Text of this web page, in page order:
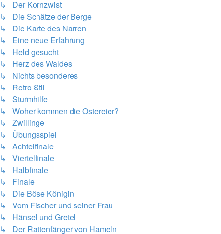
↳ Der Kornzwist
↳ Die Schätze der Berge
↳ Die Karte des Narren
↳ Eine neue Erfahrung
↳ Held gesucht
↳ Herz des Waldes
↳ Nichts besonderes
↳ Retro Stil
↳ Sturmhilfe
↳ Woher kommen die Ostereier?
↳ Zwillinge
↳ Übungsspiel
↳ Achtelfinale
↳ Viertelfinale
↳ Halbfinale
↳ Finale
↳ Die Böse Königin
↳ Vom Fischer und seiner Frau
↳ Hänsel und Gretel
↳ Der Rattenfänger von Hameln